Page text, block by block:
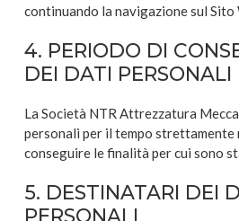
continuando la navigazione sul Sito
4. PERIODO DI
DEI DATI PERSONALI
La Società NTR Attrezzatura
personali per il tempo strettamente
conseguire le finalità per cui sono
5. DESTINATARI DEI
PERSONALI